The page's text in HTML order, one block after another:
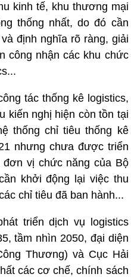
kinh tế, khu thương mại
thống nhất, do đó cần
định nghĩa rõ ràng, giải
công nhận các khu chức
tác thống kê logistics,
kiến nghị hiện còn tồn tại
thống chỉ tiêu thống kê
nhưng chưa được triển
vị chức năng của Bộ
khởi động lại việc thu
chỉ tiêu đã ban hành...
triển dịch vụ logistics
tầm nhìn 2050, đại diện
Thương) và Cục Hải
các cơ chế, chính sách